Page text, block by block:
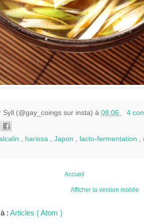
Syll (@gay_coings sur insta) à 08:06 4
harissa Japon lacto-fermentation
Accueil
Afficher la version mobile
: Articles ( Atom )